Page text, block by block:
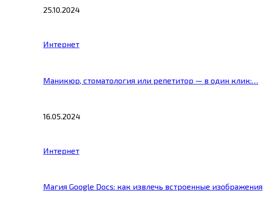
25.10.2024
Интернет
Маникюр, стоматология или репетитор — в один клик:…
16.05.2024
Интернет
Магия Google Docs: как извлечь встроенные изображения